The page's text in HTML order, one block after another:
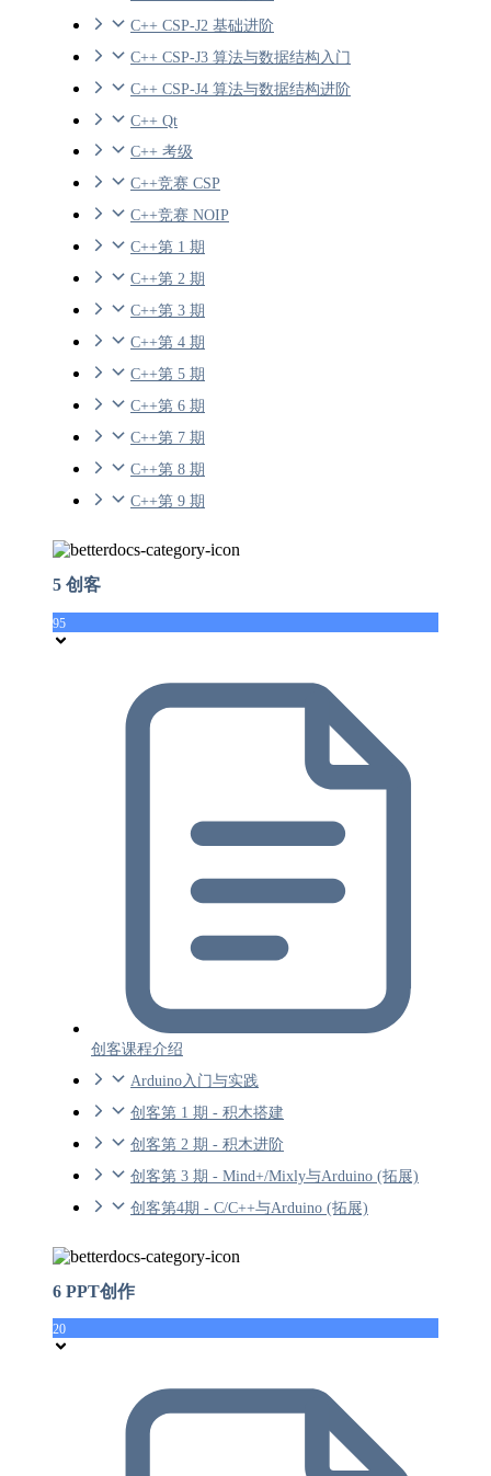
C++ CSP-J2 基础进阶
C++ CSP-J3 算法与数据结构入门
C++ CSP-J4 算法与数据结构进阶
C++ Qt
C++ 考级
C++竞赛 CSP
C++竞赛 NOIP
C++第 1 期
C++第 2 期
C++第 3 期
C++第 4 期
C++第 5 期
C++第 6 期
C++第 7 期
C++第 8 期
C++第 9 期
5 创客
95
创客课程介绍
Arduino入门与实践
创客第 1 期 - 积木搭建
创客第 2 期 - 积木进阶
创客第 3 期 - Mind+/Mixly与Arduino (拓展)
创客第4期 - C/C++与Arduino (拓展)
6 PPT创作
20